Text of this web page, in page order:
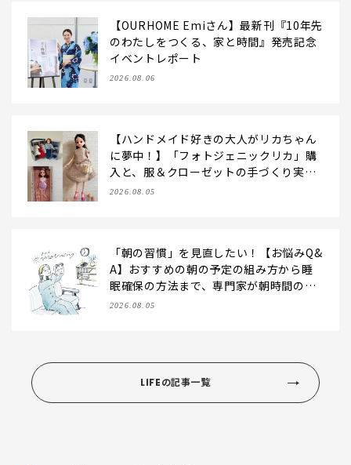
【OURHOME Emiさん】最新刊『10年先
のわたしをつくる、家と時間』発売記念
イベントレポート
2026.08.06
【ハンドメイド好きの大人がリカちゃん
に夢中！】「フォトジェニックリカ」購
入と、服＆クローゼットの手づくり実例
をご紹介【LEE100人隊・2026】
2026.08.05
「朝の習慣」を見直したい！【お悩みQ&
A】おすすめの朝の予定の組み方から睡
眠確保の方法まで、専門家が朝時間の使
い方のコツを伝授！
2026.08.05
LIFEの記事一覧